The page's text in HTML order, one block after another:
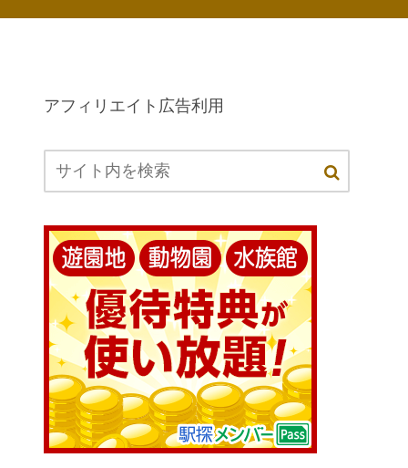
アフィリエイト広告利用